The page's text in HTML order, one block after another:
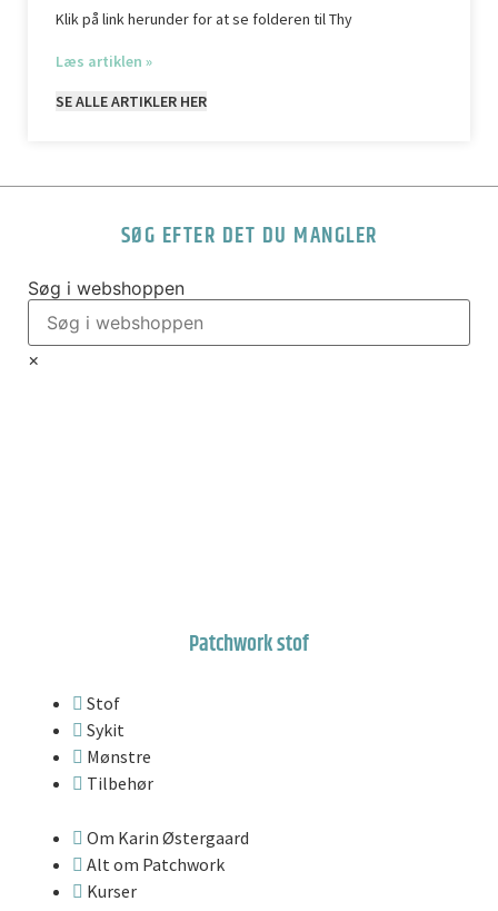
Klik på link herunder for at se folderen til Thy
Læs artiklen »
SE ALLE ARTIKLER HER
SØG EFTER DET DU MANGLER
Søg i webshoppen
×
Patchwork stof
Stof
Sykit
Mønstre
Tilbehør
Om Karin Østergaard
Alt om Patchwork
Kurser